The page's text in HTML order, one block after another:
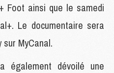
Foot ainsi que le samedi
Le documentaire sera
MyCanal.
également dévoilé une